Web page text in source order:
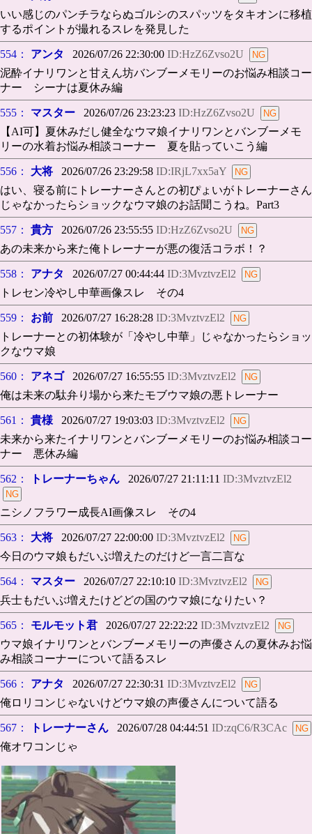
いい感じのパンチラならぬゴルシのスパッツをタキオンに移植
するポイントが撮れるスレを発見した
554： アンタ 2026/07/26 22:30:00 ID:HzZ6Zvso2U
泥酔イナリワンと甘えん坊バンブーメモリーのお悩み相談コー
ナー シーナは夏休み編
555： マスター 2026/07/26 23:23:23 ID:HzZ6Zvso2U
【AI可】夏休みだし健全なウマ娘イナリワンとバンブーメモ
リーの水着お悩み相談コーナー 夏を貼っていこう編
556： 大将 2026/07/26 23:29:58 ID:IRjL7xx5aY
はい、寝る前にトレーナーさんとの初ぴょいがトレーナーさん
じゃなかったらショックなウマ娘のお話聞こうね。Part3
557： 貴方 2026/07/26 23:55:55 ID:HzZ6Zvso2U
あの未来から来た俺トレーナーが悪の復活コラボ！？
558： アナタ 2026/07/27 00:44:44 ID:3MvztvzEl2
トレセン冷やし中華画像スレ その4
559： お前 2026/07/27 16:28:28 ID:3MvztvzEl2
トレーナーとの初体験が「冷やし中華」じゃなかったらショッ
クなウマ娘
560： アネゴ2026/07/27 16:55:55 ID:3MvztvzEl2
俺は未来の駄弁り場から来たモブウマ娘の悪トレーナー
561： 貴様 2026/07/27 19:03:03 ID:3MvztvzEl2
未来から来たイナリワンとバンブーメモリーのお悩み相談コー
ナー 悪休み編
562： トレーナーちゃん 2026/07/27 21:11:11 ID:3MvztvzEl2
ニシノフラワー成長AI画像スレ その4
563： 大将 2026/07/27 22:00:00 ID:3MvztvzEl2
今日のウマ娘もだいぶ増えたのだけど一言二言な
564： マスター 2026/07/27 22:10:10 ID:3MvztvzEl2
兵士もだいぶ増えたけどどの国のウマ娘になりたい？
565： モルモット君 2026/07/27 22:22:22 ID:3MvztvzEl2
ウマ娘イナリワンとバンブーメモリーの声優さんの夏休みお悩
み相談コーナーについて語るスレ
566： アナタ 2026/07/27 22:30:31 ID:3MvztvzEl2
俺ロリコンじゃないけどウマ娘の声優さんについて語る
567： トレーナーさん 2026/07/28 04:44:51 ID:zqC6/R3CAc
俺オワコンじゃ